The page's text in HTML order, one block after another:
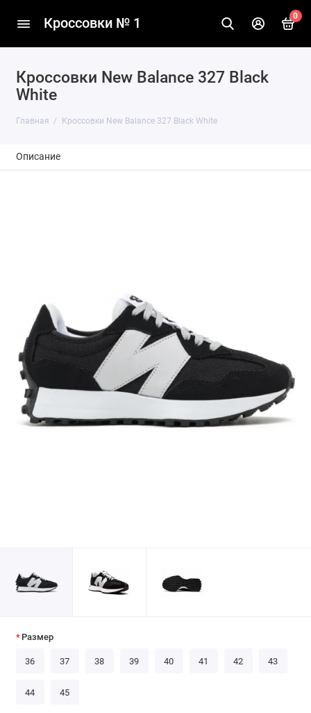
Кроссовки № 1 0
Кроссовки New Balance 327 Black
White
Главная Кроссовки New Balance 327 Black White
Описание
Размер
36 37 38 39 40 41 42 43
44 45